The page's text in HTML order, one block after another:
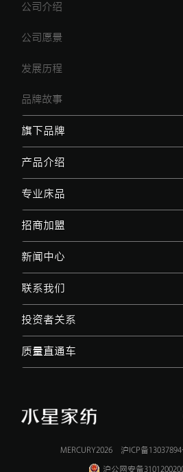
公司介绍
公司愿景
发展历程
品牌故事
旗下品牌
产品介绍
专业床品
招商加盟
新闻中心
联系我们
投资者关系
质量直通车
MERCURY2026 沪ICP备
沪公网安备